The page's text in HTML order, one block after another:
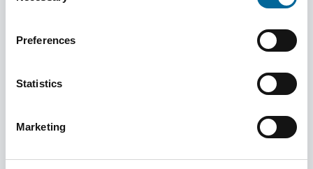
Preferences
Statistics
Marketing
Hva er vanligste feilårsak på kabler i oppdrett?